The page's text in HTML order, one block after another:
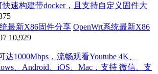
速构建带docker，且支持自定义固件大
OpenWrt系统最新X86
10,929